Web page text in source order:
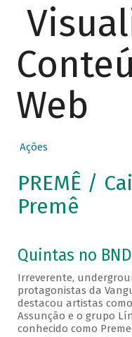
Web
Ações
PREMÊ /
Premê
Quintas no
Irreverente,
protagonistas da
destacou artistas
Assunção e o grupo
conhecido como